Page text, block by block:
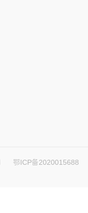
鄂ICP备2020015688